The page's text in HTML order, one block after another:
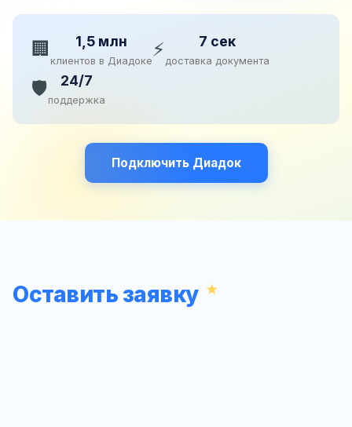
🏢 1,5 млн
клиентов в Диадоке⚡ 7 сек
доставка документа
🛡️ 24/7
поддержка
Подключить Диадок
Оставить заявку